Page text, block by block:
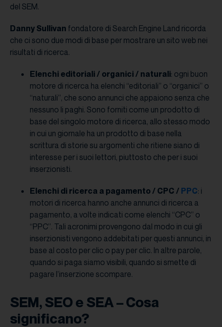
del SEM.
Danny Sullivan fondatore di Search Engine Land ricorda
che ci sono due modi di base per mostrare un sito web nei
risultati di ricerca.
Elenchi editoriali / organici / naturali: ogni buon
motore di ricerca ha elenchi “editoriali” o “organici” o
“naturali”, che sono annunci che appaiono senza che
nessuno li paghi. Sono forniti come un prodotto di
base del singolo motore di ricerca, allo stesso modo
in cui un giornale ha un prodotto di base nella
scrittura di storie su argomenti che ritiene siano di
interesse per i suoi lettori, piuttosto che per i suoi
inserzionisti.
Elenchi di ricerca a pagamento / CPC / PPC: i
motori di ricerca hanno anche annunci di ricerca a
pagamento, a volte indicati come elenchi “CPC” o
“PPC”. Tali acronimi provengono dal modo in cui gli
inserzionisti vengono addebitati per questi annunci, in
base al costo per clic o pay per clic. In altre parole,
quando si paga siamo visibili, quando si smette di
pagare l’inserzione scompare.
SEM, SEO e SEA – Cosa
significano?